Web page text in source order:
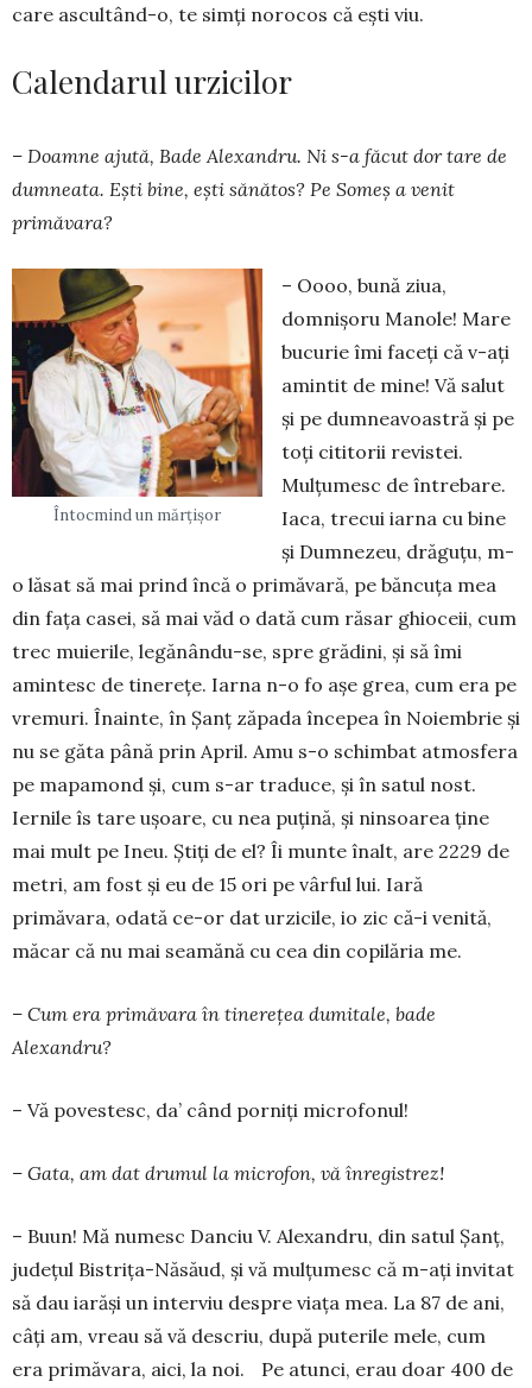
care ascultând-o, te simți norocos că ești viu.
Calendarul urzicilor
– Doamne ajută, Bade Alexandru. Ni s-a făcut dor tare de
dumneata. Ești bine, ești sănătos? Pe Someș a venit
primăvara?
Întocmind un mărțișor
– Oooo, bună ziua,
domnișoru Manole! Mare
bucurie îmi faceți că v-ați
amintit de mine! Vă salut
și pe dumneavoastră și pe
toți cititorii revistei.
Mulțumesc de întrebare.
Iaca, trecui iarna cu bine
și Dumnezeu, drăguțu, m-
o lăsat să mai prind încă o primăvară, pe băncuța mea
din fața casei, să mai văd o dată cum răsar ghioceii, cum
trec muierile, legănându-se, spre grădini, și să îmi
amintesc de tinerețe. Iarna n-o fo așe grea, cum era pe
vremuri. Înainte, în Șanț zăpada începea în Noiembrie și
nu se găta până prin April. Amu s-o schimbat atmosfera
pe mapamond și, cum s-ar traduce, și în satul nost.
Iernile îs tare ușoare, cu nea puțină, și ninsoarea ține
mai mult pe Ineu. Știți de el? Îi munte înalt, are 2229 de
metri, am fost și eu de 15 ori pe vârful lui. Iară
primăvara, odată ce-or dat urzicile, io zic că-i venită,
măcar că nu mai seamănă cu cea din copilăria me.
– Cum era primăvara în tinerețea dumitale, bade
Alexandru?
– Vă povestesc, da’ când porniți microfonul!
– Gata, am dat drumul la microfon, vă înregistrez!
– Buun! Mă numesc Danciu V. Alexandru, din satul Șanț,
județul Bistrița-Năsăud, și vă mulțumesc că m-ați invitat
să dau iarăși un interviu despre viața mea. La 87 de ani,
câți am, vreau să vă descriu, după puterile mele, cum
era primăvara, aici, la noi. Pe atunci, erau doar 400 de